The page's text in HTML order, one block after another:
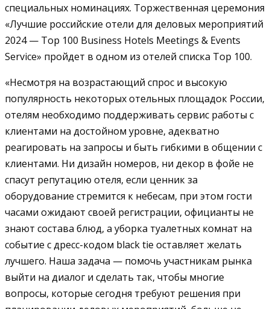
специальных номинациях. Торжественная церемония
«Лучшие российские отели для деловых мероприятий
2024 — Top 100 Business Hotels Meetings & Events
Service» пройдет в одном из отелей списка Top 100.
«Несмотря на возрастающий спрос и высокую
популярность некоторых отельных площадок России,
отелям необходимо поддерживать сервис работы с
клиентами на достойном уровне, адекватно
реагировать на запросы и быть гибкими в общении с
клиентами. Ни дизайн номеров, ни декор в фойе не
спасут репутацию отеля, если ценник за
оборудование стремится к небесам, при этом гости
часами ожидают своей регистрации, официанты не
знают состава блюд, а уборка туалетных комнат на
событие с дресс-кодом black tie оставляет желать
лучшего. Наша задача — помочь участникам рынка
выйти на диалог и сделать так, чтобы многие
вопросы, которые сегодня требуют решения при